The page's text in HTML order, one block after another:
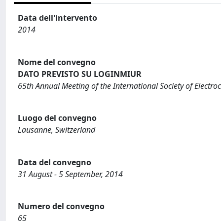
Data dell'intervento
2014
Nome del convegno
DATO PREVISTO SU LOGINMIUR
65th Annual Meeting of the International Society of
Luogo del convegno
Lausanne, Switzerland
Data del convegno
31 August - 5 September, 2014
Numero del convegno
65